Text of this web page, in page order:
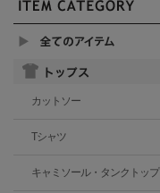
カットソー
Tシャツ
キャミソール・タンクトップ